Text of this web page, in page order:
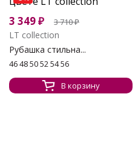
3 349₽ 3 710₽
LT collection
Рубашка стильна...
46 48 50 52 54 56
В корзину